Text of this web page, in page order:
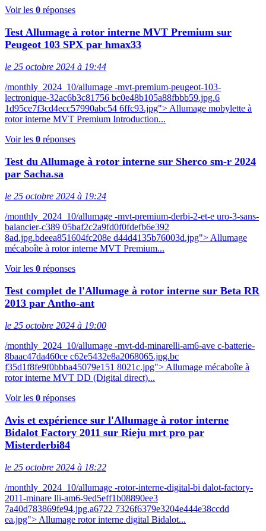
Voir les 0 réponses
Test Allumage à rotor interne MVT Premium sur
Peugeot 103 SPX par hmax33
le 25 octobre 2024 à 19:44
/monthly_2024_10/allumage -mvt-premium-peugeot-103-
lectronique-32ac6b3c81756 bc0e48b105a88fbbb59.jpg.6
1d95ce7f3cd4ecc57990abc54 6ffc93.jpg"> Allumage mobylette à
rotor interne MVT Premium Introduction...
Voir les 0 réponses
Test du Allumage à rotor interne sur Sherco sm-r 2024
par Sacha.sa
le 25 octobre 2024 à 19:24
/monthly_2024_10/allumage -mvt-premium-derbi-2-et-e uro-3-sans-
balancier-c389 05baf2c2a9fd0f0fdefb6e392
8ad.jpg.bdeea851604fc208e d44d4135b76003d.jpg"> Allumage
mécaboîte à rotor interne MVT Premium...
Voir les 0 réponses
Test complet de l'Allumage à rotor interne sur Beta RR
2013 par Antho-ant
le 25 octobre 2024 à 19:00
/monthly_2024_10/allumage -mvt-dd-minarelli-am6-ave c-batterie-
8baac47da460ce c62e5432e8a2068065.jpg.bc
f35d1f8fe9f0bbba45079e151 8021c.jpg"> Allumage mécaboîte à
rotor interne MVT DD (Digital direct)...
Voir les 0 réponses
Avis et expérience sur l'Allumage à rotor interne
Bidalot Factory 2011 sur Rieju mrt pro par
Misterderbi84
le 25 octobre 2024 à 18:22
/monthly_2024_10/allumage -rotor-interne-digital-bi dalot-factory-
2011-minare lli-am6-9ed5eff1b08890ee3
7a40d783869fe94.jpg.a6722 7326f6379e3204e444e38ccdd
ea.jpg"> Allumage rotor interne digital Bidalot...